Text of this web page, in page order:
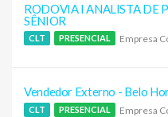
RODOVIA I ANALISTA DE
SÊNIOR
CLT PRESENCIAL Empresa
Vendedor Externo - Belo
CLT PRESENCIAL Empresa